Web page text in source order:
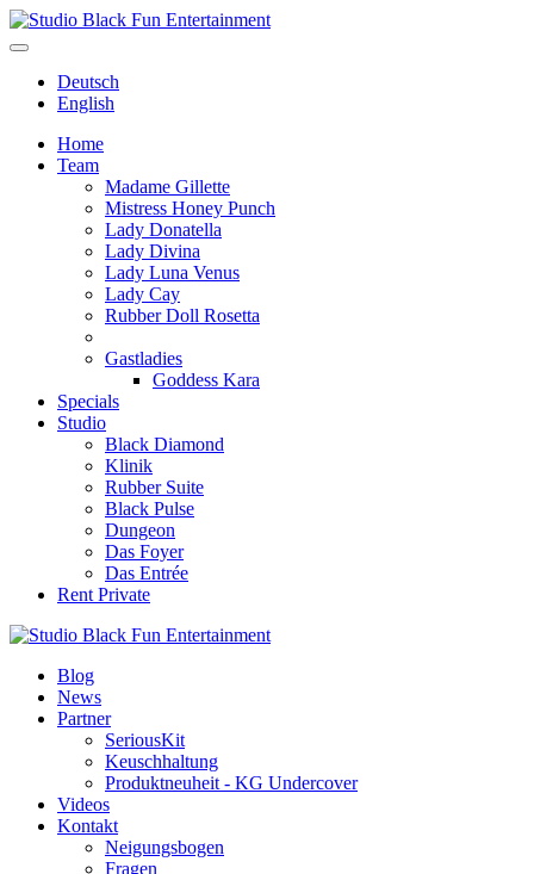
Deutsch
English
Home
Team
Madame Gillette
Mistress Honey Punch
Lady Donatella
Lady Divina
Lady Luna Venus
Lady Cay
Rubber Doll Rosetta
Gastladies
Goddess Kara
Specials
Studio
Black Diamond
Klinik
Rubber Suite
Black Pulse
Dungeon
Das Foyer
Das Entrée
Rent Private
Blog
News
Partner
SeriousKit
Keuschhaltung
Produktneuheit - KG Undercover
Videos
Kontakt
Neigungsbogen
Fragen